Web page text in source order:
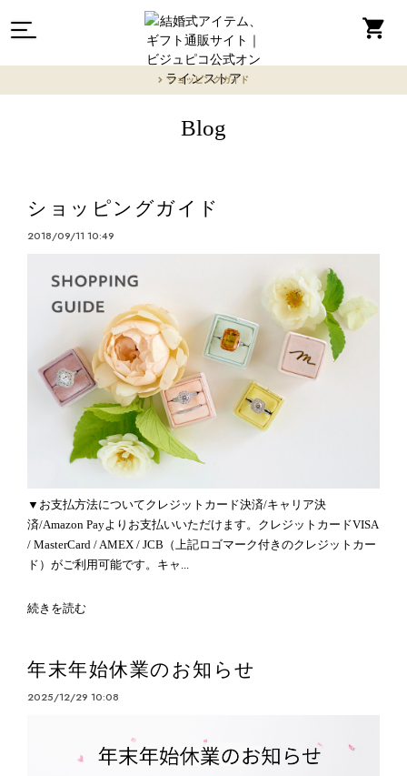
ショッピングガイド
Blog
ショッピングガイド
2018/09/11 10:49
▼お支払方法についてクレジットカード決済/キャリア決
済/Amazon Payよりお支払いいただけます。クレジットカードVISA
/ MasterCard / AMEX / JCB（上記ロゴマーク付きのクレジットカー
ド）がご利用可能です。キャ...
続きを読む
年末年始休業のお知らせ
2025/12/29 10:08